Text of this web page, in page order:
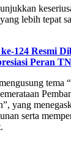
lebih tepat
124 Resmi
Peran
tema
yang
serta